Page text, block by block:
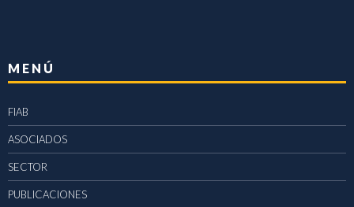
MENÚ
FIAB
ASOCIADOS
SECTOR
PUBLICACIONES